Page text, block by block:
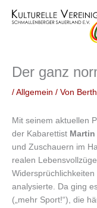
Inhalt
Der ganz
/ Allgemein / Von
Mit seinem aktuellen
der Kabarettist
und Zuschauern im
realen
analysierte. Da ging
(„mehr Sport!“), die